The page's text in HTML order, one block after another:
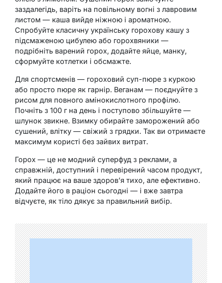
заздалегідь, варіть на повільному вогні з лавровим
листом — каша вийде ніжною і ароматною.
Спробуйте класичну українську горохову кашу з
підсмаженою цибулею або горохвяники —
подрібніть варений горох, додайте яйце, манку,
сформуйте котлетки і обсмажте.
Для спортсменів — гороховий суп-пюре з куркою
або просто пюре як гарнір. Веганам — поєднуйте з
рисом для повного амінокислотного профілю.
Почніть з 100 г на день і поступово збільшуйте —
шлунок звикне. Взимку обирайте заморожений або
сушений, влітку — свіжий з грядки. Так ви отримаєте
максимум користі без зайвих витрат.
Горох — це не модний суперфуд з реклами, а
справжній, доступний і перевірений часом продукт,
який працює на ваше здоров’я тихо, але ефективно.
Додайте його в раціон сьогодні — і вже завтра
відчуєте, як тіло дякує за правильний вибір.